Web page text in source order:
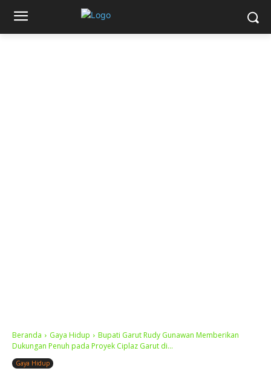
Beranda Gaya Hidup
Bupati Garut Rudy Gunawan Memberikan
Dukungan Penuh pada Proyek Ciplaz Garut di...
Gaya Hidup